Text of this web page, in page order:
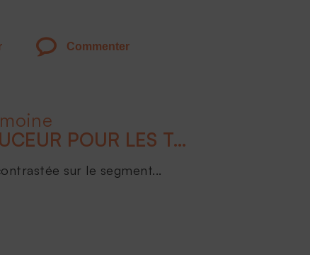
Commenter
ATTERRISSAGE EN DOUCEUR POUR LES TAUX EN 2024
sur le segment...